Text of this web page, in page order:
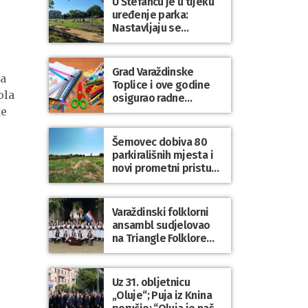
uređenje parka:
Nastavljaju se
ulaganja u javne
prostore diljem
općine Trnovec
Bartolovečki
Grad Varaždinske
Toplice i ove godine
osigurao radne
bilježnice i dodatni
obrazovni materijal za
sve osnovnoškolce
Šemovec dobiva 80
parkirališnih mjesta i
novi prometni pristup
groblju
Varaždinski folklorni
ansambl sudjelovao
na Triangle Folklore
Festivalu u Danskoj
Uz 31. obljetnicu
„Oluje“; Puja iz Knina